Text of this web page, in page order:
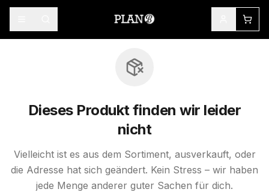
Dieses Produkt finden wir leider
nicht
Vielleicht ist es aus dem Sortiment, ausverkauft, oder
die Adresse hat sich geändert. Kein Stress – wir haben
jede Menge anderer guter Sachen für dich.